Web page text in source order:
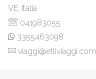
VE, Italia
041983055
3355463098
viaggi@etliviaggi.com